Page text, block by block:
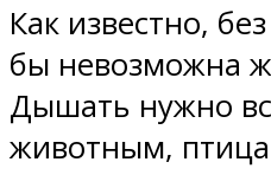
Как известно,
бы невозможна
Дышать нужно
животным,